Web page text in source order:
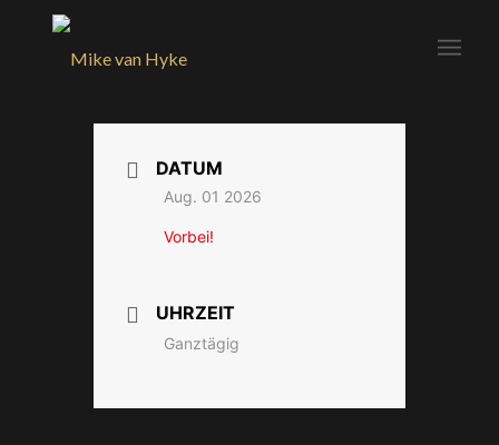
DATUM
Aug. 01 2026
Vorbei!
UHRZEIT
Ganztägig